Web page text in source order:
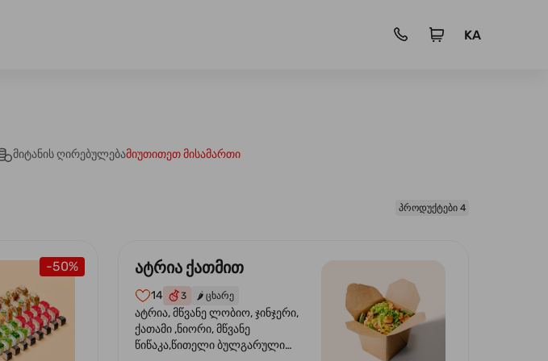
KA
მიტანის ღირებულებამიუთითეთ მისამართი
პროდუქტები 4
-50% ატრია ქათმით
14 3 🌶️ ცხარე
ატრია, მწვანე ლობიო, ჯინჯერი,
ქათამი ,ნიორი, მწვანე
წიწაკა,წითელი ბულგარული